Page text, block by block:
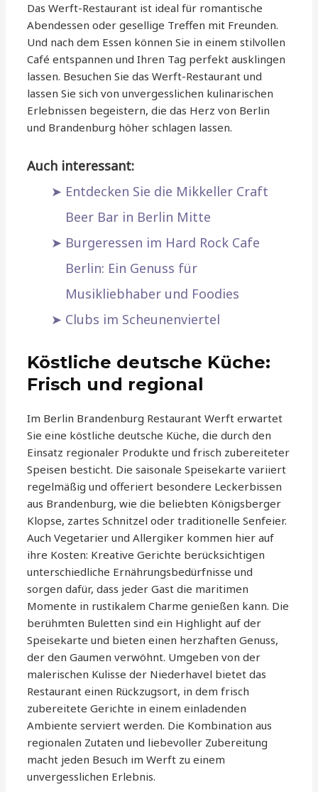
Das Werft-Restaurant ist ideal für romantische
Abendessen oder gesellige Treffen mit Freunden.
Und nach dem Essen können Sie in einem stilvollen
Café entspannen und Ihren Tag perfekt ausklingen
lassen. Besuchen Sie das Werft-Restaurant und
lassen Sie sich von unvergesslichen kulinarischen
Erlebnissen begeistern, die das Herz von Berlin
und Brandenburg höher schlagen lassen.
Auch interessant:
Entdecken Sie die Mikkeller Craft
Beer Bar in Berlin Mitte
Burgeressen im Hard Rock Cafe
Berlin: Ein Genuss für
Musikliebhaber und Foodies
Clubs im Scheunenviertel
Köstliche deutsche Küche:
Frisch und regional
Im Berlin Brandenburg Restaurant Werft erwartet
Sie eine köstliche deutsche Küche, die durch den
Einsatz regionaler Produkte und frisch zubereiteter
Speisen besticht. Die saisonale Speisekarte variiert
regelmäßig und offeriert besondere Leckerbissen
aus Brandenburg, wie die beliebten Königsberger
Klopse, zartes Schnitzel oder traditionelle Senfeier.
Auch Vegetarier und Allergiker kommen hier auf
ihre Kosten: Kreative Gerichte berücksichtigen
unterschiedliche Ernährungsbedürfnisse und
sorgen dafür, dass jeder Gast die maritimen
Momente in rustikalem Charme genießen kann. Die
berühmten Buletten sind ein Highlight auf der
Speisekarte und bieten einen herzhaften Genuss,
der den Gaumen verwöhnt. Umgeben von der
malerischen Kulisse der Niederhavel bietet das
Restaurant einen Rückzugsort, in dem frisch
zubereitete Gerichte in einem einladenden
Ambiente serviert werden. Die Kombination aus
regionalen Zutaten und liebevoller Zubereitung
macht jeden Besuch im Werft zu einem
unvergesslichen Erlebnis.